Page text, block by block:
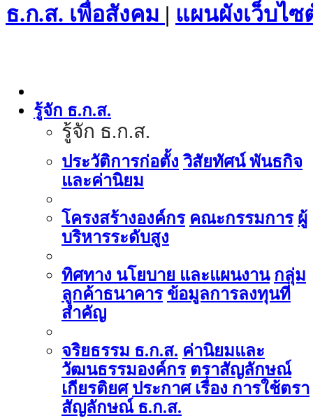
ธ.ก.ส. เพื่อสังคม | แผนผังเว็บไซ
รู้จัก ธ.ก.ส.
รู้จัก ธ.ก.ส.
ประวัติการก่อตั้ง วิสัยทัศน์ พันธกิจ
และค่านิยม
โครงสร้างองค์กร คณะกรรมการ ผู้
บริหารระดับสูง
ทิศทาง นโยบาย และแผนงาน กลุ่ม
ลูกค้าธนาคาร ข้อมูลการลงทุนที่
สำคัญ
จริยธรรม ธ.ก.ส. ค่านิยมและ
วัฒนธรรมองค์กร ตราสัญลักษณ์
เกียรติยศ ประกาศ เรื่อง การใช้ตรา
สัญลักษณ์ ธ.ก.ส.